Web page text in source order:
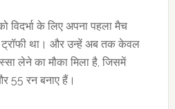
विदर्भा के लिए अपना पहला मैच
ट्रॉफी था। और उन्हें अब तक केवल
लेने का मौका मिला है, जिसमें
55 रन बनाए हैं।